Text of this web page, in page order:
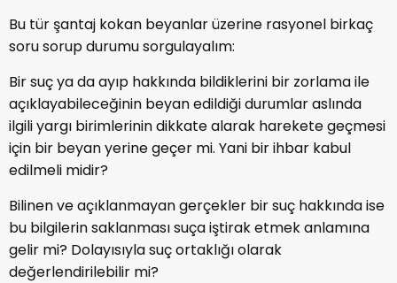
Bu tür şantaj kokan beyanlar üzerine rasyonel birkaç
soru sorup durumu sorgulayalım:
Bir suç ya da ayıp hakkında bildiklerini bir zorlama ile
açıklayabileceğinin beyan edildiği durumlar aslında
ilgili yargı birimlerinin dikkate alarak harekete geçmesi
için bir beyan yerine geçer mi. Yani bir ihbar kabul
edilmeli midir?
Bilinen ve açıklanmayan gerçekler bir suç hakkında ise
bu bilgilerin saklanması suça iştirak etmek anlamına
gelir mi? Dolayısıyla suç ortaklığı olarak
değerlendirilebilir mi?